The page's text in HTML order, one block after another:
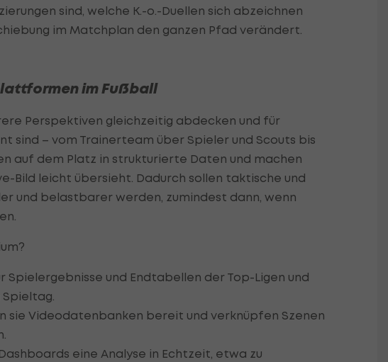
sind, welche K.-o.-Duellen sich abzeichnen
im Matchplan den ganzen Pfad verändert.
im Fußball
Perspektiven gleichzeitig abdecken und für
sind – vom Trainerteam über Spieler und Scouts bis
auf dem Platz in strukturierte Daten und machen
Bild leicht übersieht. Dadurch sollen taktische und
und belastbarer werden, zumindest dann, wenn
und Endtabellen der Top-Ligen und
sie Videodatenbanken bereit und verknüpfen Szenen
eine Analyse in Echtzeit, etwa zu